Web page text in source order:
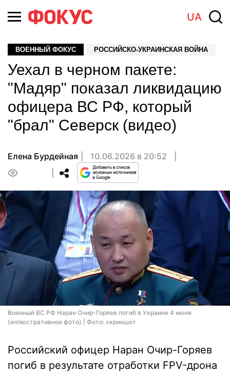
UA
ВОЕННЫЙ ФОКУС РОССИЙСКО-УКРАИНСКАЯ ВОЙНА
Уехал в черном пакете:
"Мадяр" показал ликвидацию
офицера ВС РФ, который
"брал" Северск (видео)
Елена Бурдейная
10.06.2026 в 20:52
Военный ВС РФ Наран Очир-Горяев погиб в Украине 4 июня
(иллюстративное фото) | Фото: скриншот
Российский офицер Наран Очир-Горяев
погиб в результате отработки FPV-дрона